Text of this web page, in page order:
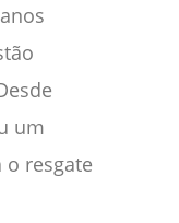
um
o resgate